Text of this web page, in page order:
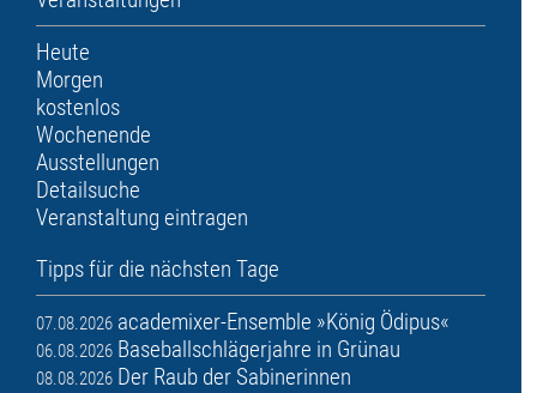
Heute
Morgen
kostenlos
Wochenende
Ausstellungen
Detailsuche
Veranstaltung eintragen
Tipps für die nächsten Tage
07.08.2026 academixer-Ensemble »König Ödipus«
06.08.2026 Baseballschlägerjahre in Grünau
08.08.2026 Der Raub der Sabinerinnen